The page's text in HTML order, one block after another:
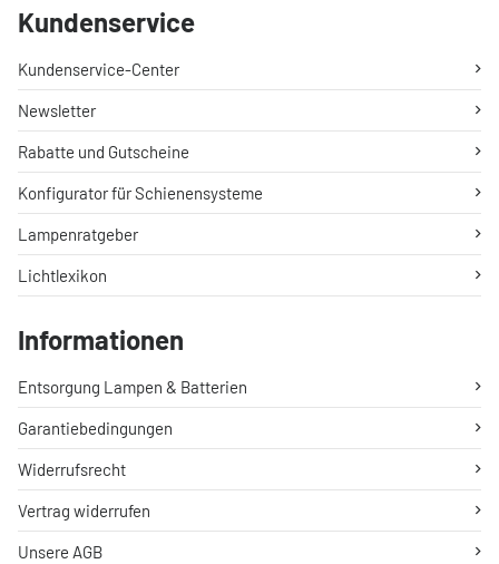
Kundenservice
Kundenservice-Center
Newsletter
Rabatte und Gutscheine
Konfigurator für Schienensysteme
Lampenratgeber
Lichtlexikon
Informationen
Entsorgung Lampen & Batterien
Garantiebedingungen
Widerrufsrecht
Vertrag widerrufen
Unsere AGB